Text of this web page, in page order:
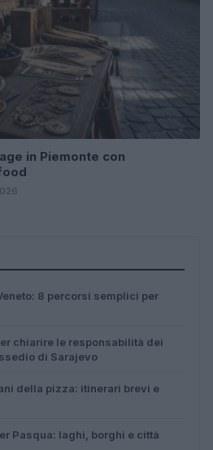
in Piemonte con
8 percorsi semplici per
chiarire le responsabilità dei
di Sarajevo
della pizza: itinerari brevi e
Pasqua: laghi, borghi e città